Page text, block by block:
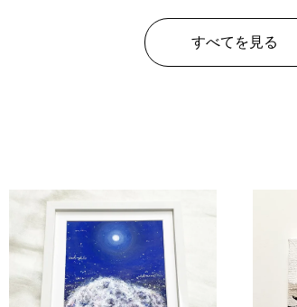
すべてを見る